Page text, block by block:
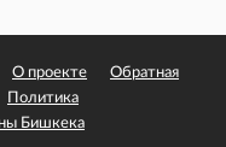
О проекте
Обратная
Политика
Бишкека